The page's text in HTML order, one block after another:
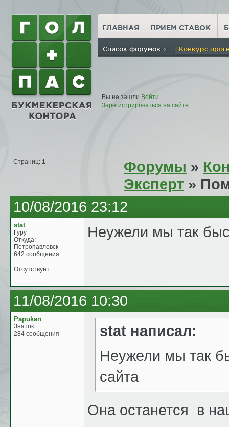
ГЛАВНАЯ ПРИЕМ СТАВОК
Список форумов Конкурс
Вы не зашли Войти
Зарегистрироваться на сайте
Страниц: 1 Форумы »
Эксперт »
10/08/2016 23:12
stat
Гуру
Откуда:
Петропавловск
642 сообщения
Неужели мы так
Отсутствует
11/08/2016 10:30
Papukan
Знаток
284 сообщения
stat написал:
Неужели мы так
сайта
Она останется в